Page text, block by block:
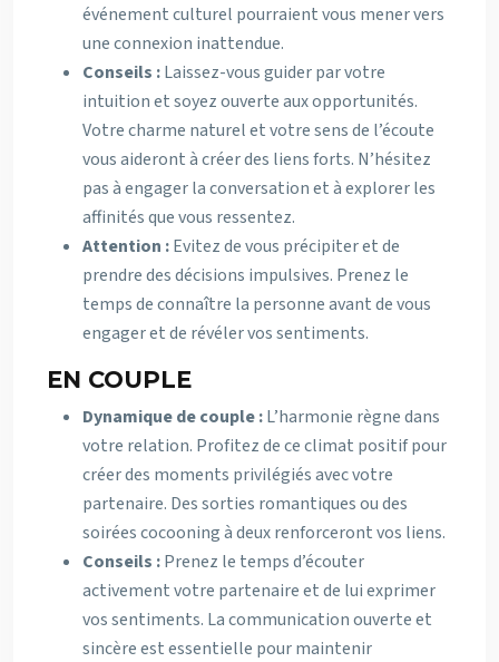
événement culturel pourraient vous mener vers
une connexion inattendue.
Conseils :Laissez-vous guider par votre
intuition et soyez ouverte aux opportunités.
Votre charme naturel et votre sens de l’écoute
vous aideront à créer des liens forts. N’hésitez
pas à engager la conversation et à explorer les
affinités que vous ressentez.
Attention :Evitez de vous précipiter et de
prendre des décisions impulsives. Prenez le
temps de connaître la personne avant de vous
engager et de révéler vos sentiments.
EN COUPLE
Dynamique de couple :L’harmonie règne dans
votre relation. Profitez de ce climat positif pour
créer des moments privilégiés avec votre
partenaire. Des sorties romantiques ou des
soirées cocooning à deux renforceront vos liens.
Conseils :Prenez le temps d’écouter
activement votre partenaire et de lui exprimer
vos sentiments. La communication ouverte et
sincère est essentielle pour maintenir